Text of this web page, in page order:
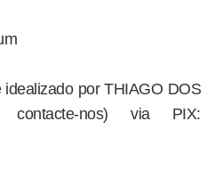
por THIAGO DOS
nos) via PIX: